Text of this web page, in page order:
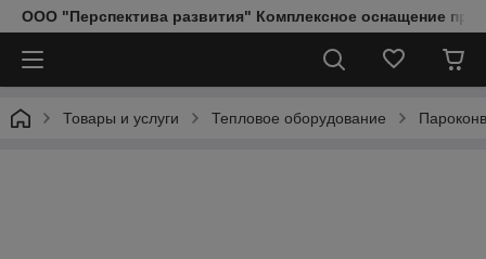
ООО "Перспектива развития" Комплексное оснащение
Товары и услуги Тепловое оборудование